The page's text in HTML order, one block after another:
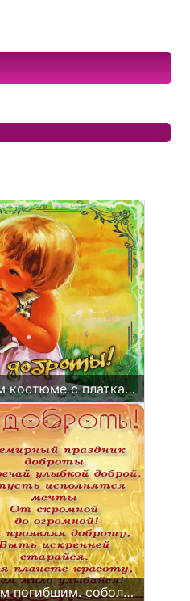
Девочка в розовом костюме с платками, день добра
Вечная память всем погибшим. соболезнование и цветы на мемориале.